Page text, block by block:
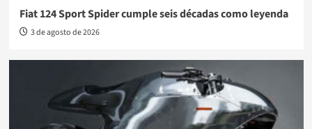
Fiat 124 Sport Spider cumple seis décadas como leyenda
3 de agosto de 2026